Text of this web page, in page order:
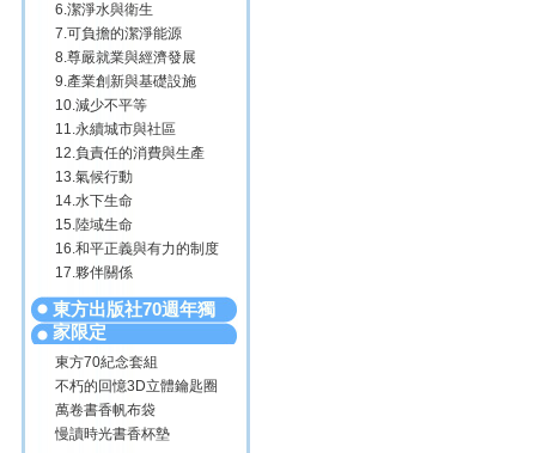
6.潔淨水與衛生
7.可負擔的潔淨能源
8.尊嚴就業與經濟發展
9.產業創新與基礎設施
10.減少不平等
11.永續城市與社區
12.負責任的消費與生產
13.氣候行動
14.水下生命
15.陸域生命
16.和平正義與有力的制度
17.夥伴關係
東方出版社70週年獨
家限定
東方70紀念套組
不朽的回憶3D立體鑰匙圈
萬卷書香帆布袋
慢讀時光書香杯墊